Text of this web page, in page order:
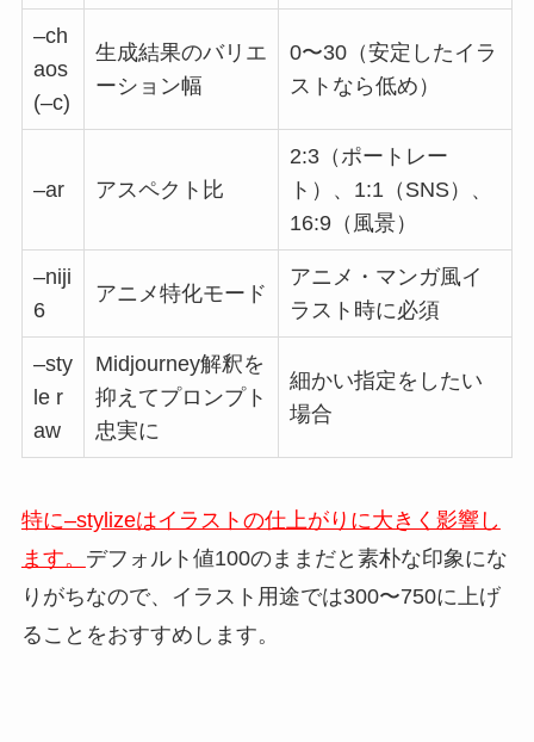
–ch
aos
(–c)
生成結果のバリエ
ーション幅
0〜30（安定したイラ
ストなら低め）
–ar アスペクト比
2:3（ポートレー
ト）、1:1（SNS）、
16:9（風景）
–niji
6
アニメ特化モード
アニメ・マンガ風イ
ラスト時に必須
–sty
le r
aw
Midjourney解釈を
抑えてプロンプト
忠実に
細かい指定をしたい
場合
特に–stylizeはイラストの仕上がりに大きく影響し
ます。 デフォルト値100のままだと素朴な印象にな
りがちなので、イラスト用途では300〜750に上げ
ることをおすすめします。